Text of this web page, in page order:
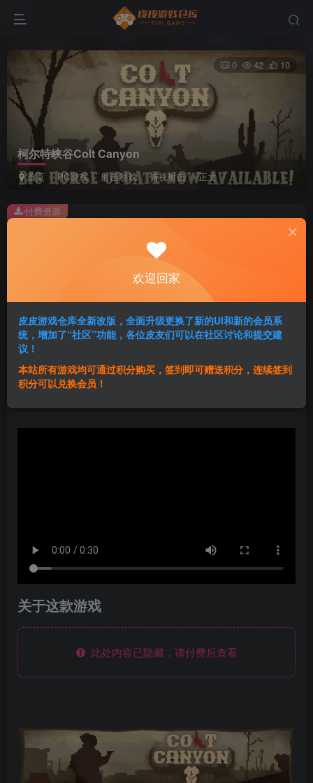
柯尔特峡谷Colt Canyon
首页 PC游戏 射击游戏 俯视射击 正文
0 42 10
此内容为付费资源，请付费后查看
2积分
黄金会员免费 超级会员免费
登录购买
付费资源
群主1号
关于这款游戏
此处内容已隐藏，请付费后查看
欢迎回家
皮皮游戏仓库全新改版，全面升级更换了新的UI和新的会员系
统，增加了“社区”功能，各位皮友们可以在社区讨论和提交建
议！
本站所有游戏均可通过积分购买，签到即可赠送积分，连续签到
积分可以兑换会员！